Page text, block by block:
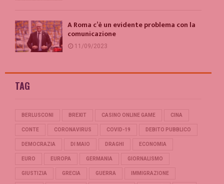
A Roma c’è un evidente problema con la
comunicazione
11/09/2023
TAG
BERLUSCONI BREXIT CASINO ONLINE GAME CINA
CONTE CORONAVIRUS COVID-19 DEBITO PUBBLICO
DEMOCRAZIA DI MAIO DRAGHI ECONOMIA
EURO EUROPA GERMANIA GIORNALISMO
GIUSTIZIA GRECIA GUERRA IMMIGRAZIONE